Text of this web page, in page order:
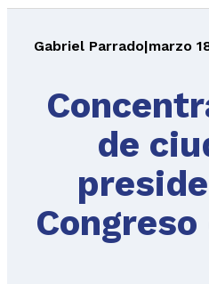
Gabriel Parrado|marzo
de